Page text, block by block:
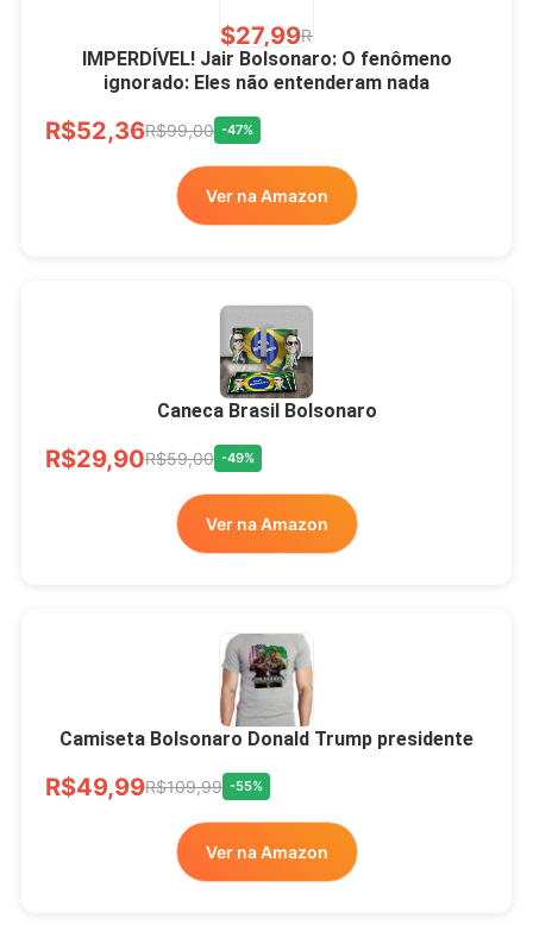
R$27,99R$49,00
Xícara Bolsonaro
Brasão Deus Acima De
Todos
R$33,00
Ver no MERCADO
LIVRE
IMPERDÍVEL! Jair Bolsonaro: O fenômeno
ignorado: Eles não entenderam nada
R$52,36R$99,00 -47%
Ver na Amazon
Caneca Brasil Bolsonaro
R$29,90R$59,00 -49%
Ver na Amazon
Camiseta Bolsonaro Donald Trump presidente
R$49,99R$109,99 -55%
Ver na Amazon